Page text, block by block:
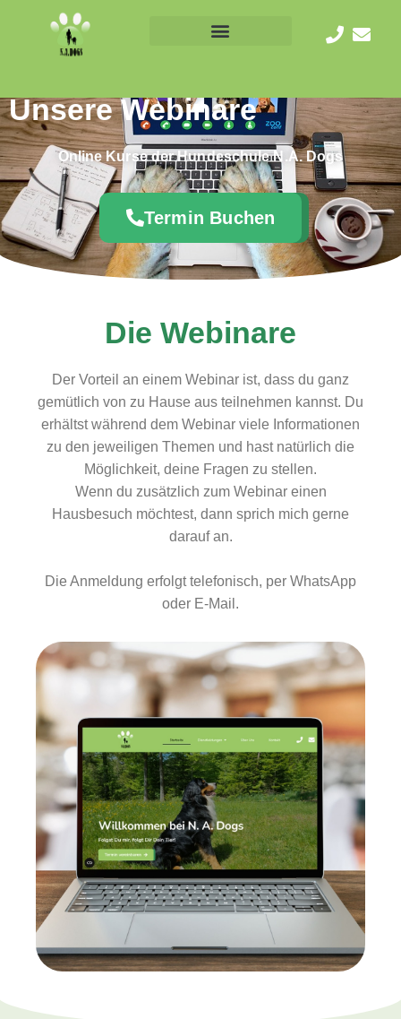
Unsere Webinare
Online Kurse der Hundeschule N.A. Dogs
Termin Buchen
Die Webinare
Der Vorteil an einem Webinar ist, dass du ganz
gemütlich von zu Hause aus teilnehmen kannst. Du
erhältst während dem Webinar viele Informationen
zu den jeweiligen Themen und hast natürlich die
Möglichkeit, deine Fragen zu stellen.
Wenn du zusätzlich zum Webinar einen
Hausbesuch möchtest, dann sprich mich gerne
darauf an.
Die Anmeldung erfolgt telefonisch, per WhatsApp
oder E-Mail.